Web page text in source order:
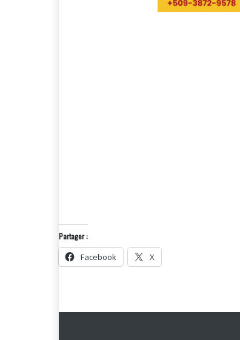
Partager :
Facebook X